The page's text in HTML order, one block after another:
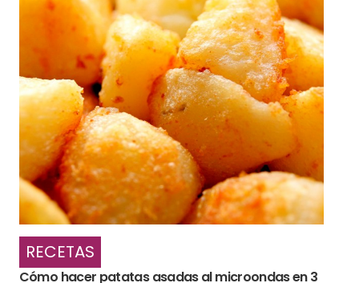
RECETAS
Cómo hacer patatas asadas al microondas en 3